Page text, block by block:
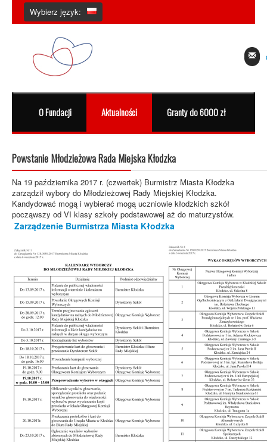
Wybierz język:
O Fundacji Aktualności Granty do 6000 zł
Powstanie Młodzieżowa Rada Miejska Kłodzka
Na 19 października 2017 r. (czwertek) Burmistrz Miasta Kłodzka
zarządził wybory do Młodzieżowej Rady Miejskiej Kłodzka.
Kandydować mogą i wybierać mogą uczniowie kłodzkich szkół
począwszy od VI klasy szkoły podstawowej aż do maturzystów.
Zarządzenie Burmistrza Miasta Kłodzka